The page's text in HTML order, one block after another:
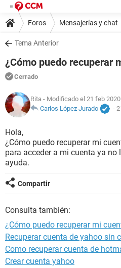
Foros Mensajerías y chat
Tema Anterior
¿Cómo puedo recuperar
Cerrado
Rita - Modificado el 21 feb
Carlos López Jurado
-
Hola,
¿Cómo puedo recuperar mi
para acceder a mi cuenta ya no
ayuda.
Compartir
Consulta también:
¿Cómo puedo recuperar mi
Recuperar cuenta de yahoo sin
Como recuperar cuenta de
Crear cuenta yahoo